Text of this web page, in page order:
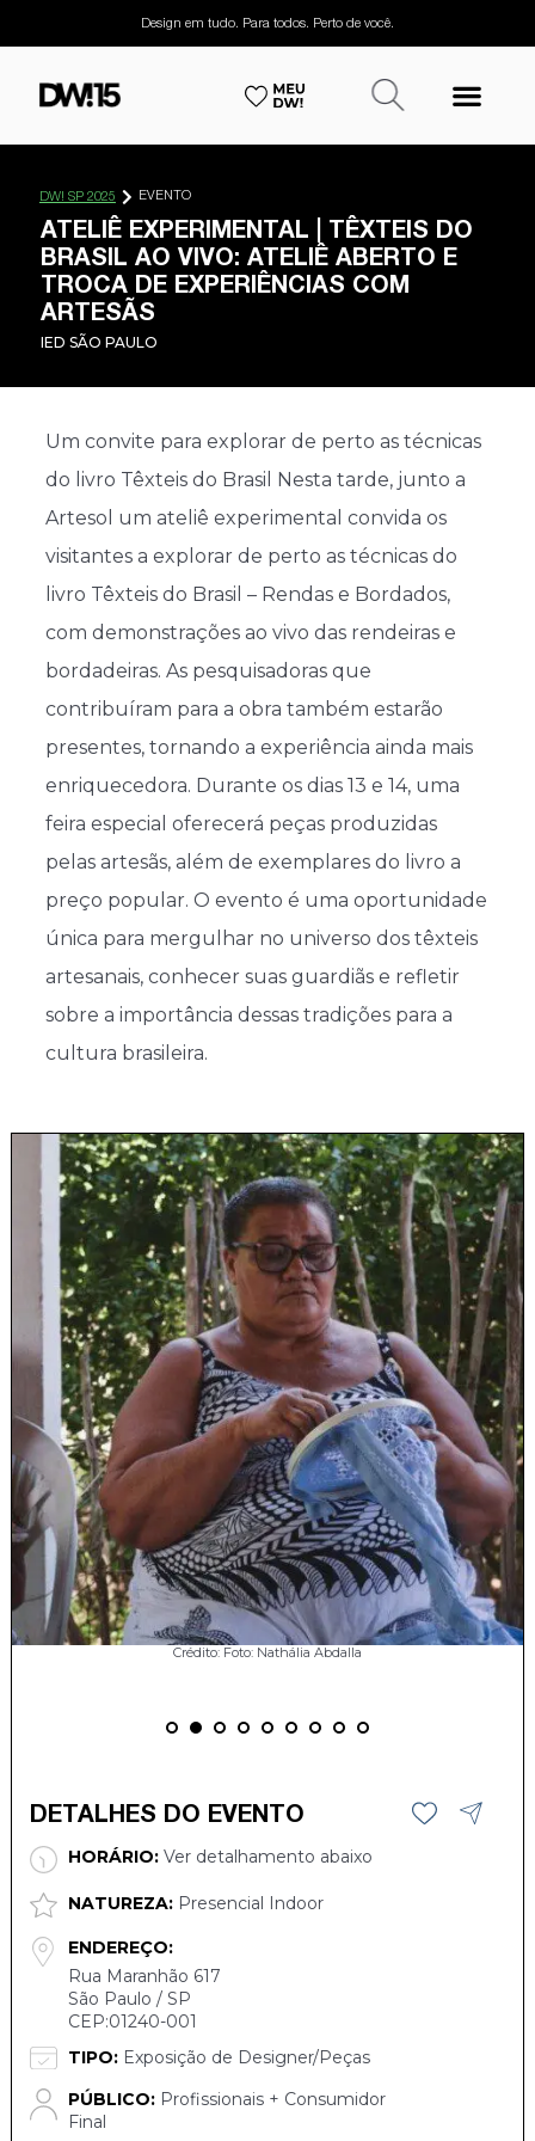
Design em tudo. Para todos. Perto de você.
DW! SP 2025 EVENTO
ATELIÊ EXPERIMENTAL | TÊXTEIS DO
BRASIL AO VIVO: ATELIÊ ABERTO E
TROCA DE EXPERIÊNCIAS COM
ARTESÃS
IED SÃO PAULO
Um convite para explorar de perto as técnicas
do livro Têxteis do Brasil Nesta tarde, junto a
Artesol um ateliê experimental convida os
visitantes a explorar de perto as técnicas do
livro Têxteis do Brasil – Rendas e Bordados,
com demonstrações ao vivo das rendeiras e
bordadeiras. As pesquisadoras que
contribuíram para a obra também estarão
presentes, tornando a experiência ainda mais
enriquecedora. Durante os dias 13 e 14, uma
feira especial oferecerá peças produzidas
pelas artesãs, além de exemplares do livro a
preço popular. O evento é uma oportunidade
única para mergulhar no universo dos têxteis
artesanais, conhecer suas guardiãs e refletir
sobre a importância dessas tradições para a
cultura brasileira.
Crédito: Foto: Nathália Abdalla
DETALHES DO EVENTO
HORÁRIO:Ver detalhamento abaixo
NATUREZA:Presencial Indoor
ENDEREÇO:
Rua Maranhão 617
São Paulo / SP
CEP:01240-001
TIPO:Exposição de Designer/Peças
PÚBLICO:Profissionais + Consumidor
Final